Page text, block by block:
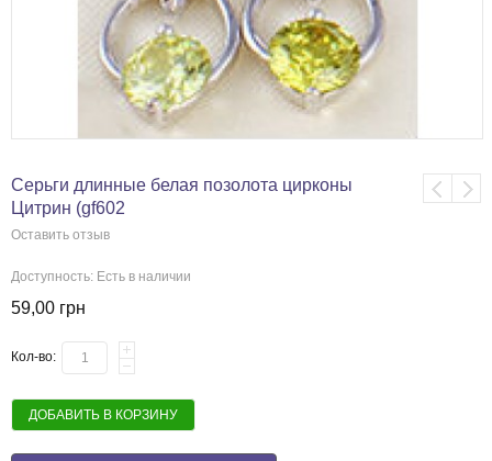
Серьги длинные белая позолота цирконы
Цитрин (gf602
Оставить отзыв
Доступность: Есть в наличии
59,00 грн
Кол-во:
ДОБАВИТЬ В КОРЗИНУ